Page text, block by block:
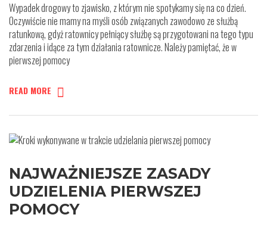
Wypadek drogowy to zjawisko, z którym nie spotykamy się na co dzień.
Oczywiście nie mamy na myśli osób związanych zawodowo ze służbą
ratunkową, gdyż ratownicy pełniący służbę są przygotowani na tego typu
zdarzenia i idące za tym działania ratownicze. Należy pamiętać, że w
pierwszej pomocy
READ MORE
NAJWAŻNIEJSZE ZASADY
UDZIELENIA PIERWSZEJ
POMOCY